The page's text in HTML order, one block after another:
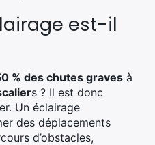
est-il
% des chutes graves à
s ? Il est donc
Un éclairage
des déplacements
d’obstacles,